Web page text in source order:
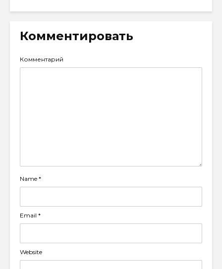
Комментировать
Комментарий
Name *
Email *
Website